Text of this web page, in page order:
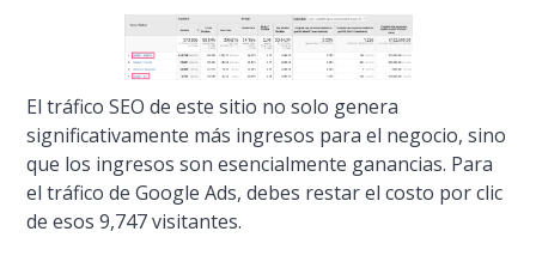
El tráfico SEO de este sitio no solo genera
significativamente más ingresos para el negocio, sino
que los ingresos son esencialmente ganancias. Para
el tráfico de Google Ads, debes restar el costo por clic
de esos 9,747 visitantes.